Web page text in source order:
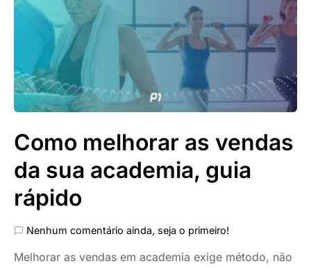
Como melhorar as vendas
da sua academia, guia
rápido
Nenhum comentário ainda, seja o primeiro!
Melhorar as vendas em academia exige método, não